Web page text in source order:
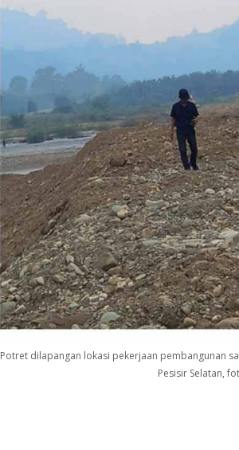
Potret dilapangan lokasi pekerjaan pembangunan
Pesisir Selatan,